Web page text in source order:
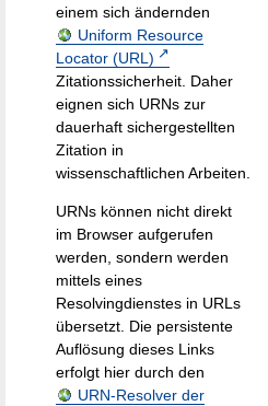
einem sich ändernden
Uniform Resource
Locator (URL)
Zitationssicherheit. Daher
eignen sich URNs zur
dauerhaft sichergestellten
Zitation in
wissenschaftlichen Arbeiten.
URNs können nicht direkt
im Browser aufgerufen
werden, sondern werden
mittels eines
Resolvingdienstes in URLs
übersetzt. Die persistente
Auflösung dieses Links
erfolgt hier durch den
URN-Resolver der